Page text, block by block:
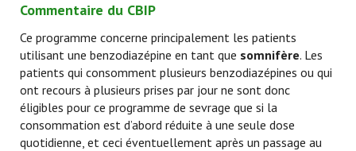
Commentaire du CBIP
Ce programme concerne principalement les patients
utilisant une benzodiazépine en tant que somnifère. Les
patients qui consomment plusieurs benzodiazépines ou qui
ont recours à plusieurs prises par jour ne sont donc
éligibles pour ce programme de sevrage que si la
consommation est d’abord réduite à une seule dose
quotidienne, et ceci éventuellement après un passage au